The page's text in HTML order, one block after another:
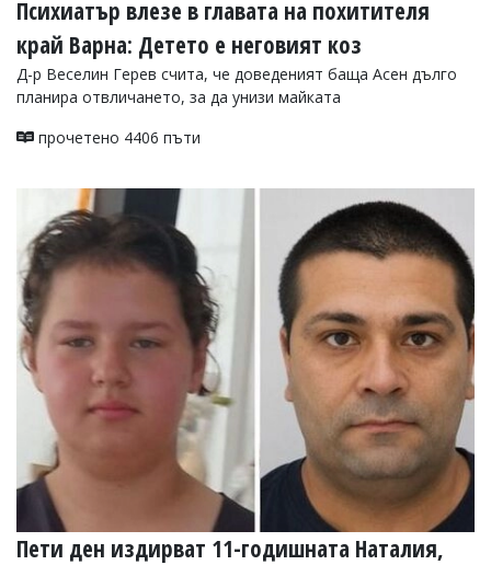
Психиатър влезе в главата на похитителя
край Варна: Детето е неговият коз
Д-р Веселин Герев счита, че доведеният баща Асен дълго
планира отвличането, за да унизи майката
прочетено 4406 пъти
Пети ден издирват 11-годишната Наталия,